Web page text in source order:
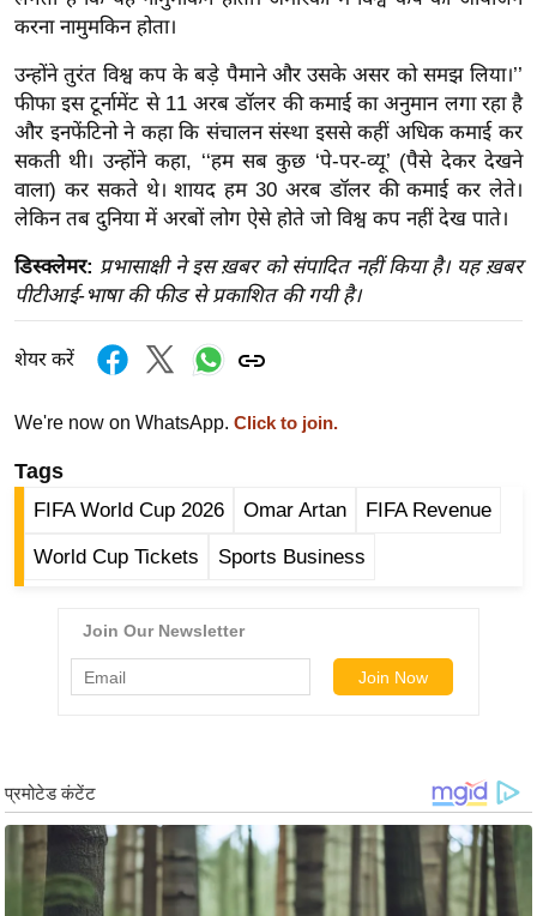
फि
ल्म
स
मी
क्षा
B
r
e
a
k
i
n
N
w
s
ला
लॉ
जी
ब्यू
करना नामुमकिन होता।
उन्होंने तुरंत विश्व कप के बड़े पैमाने और उसके असर को समझ लिया।’’
फीफा इस टूर्नामेंट से 11 अरब डॉलर की कमाई का अनुमान लगा रहा है
और इनफेंटिनो ने कहा कि संचालन संस्था इससे कहीं अधिक कमाई कर
सकती थी। उन्होंने कहा, ‘‘हम सब कुछ ‘पे-पर-व्यू’ (पैसे देकर देखने
वाला) कर सकते थे। शायद हम 30 अरब डॉलर की कमाई कर लेते।
लेकिन तब दुनिया में अरबों लोग ऐसे होते जो विश्व कप नहीं देख पाते।
डिस्क्लेमर: प्रभासाक्षी ने इस ख़बर को संपादित नहीं किया है। यह ख़बर
पीटीआई-भाषा की फीड से प्रकाशित की गयी है।
शेयर करें
We're now on WhatsApp. Click to join.
Tags
FIFA World Cup 2026 Omar Artan FIFA Revenue
World Cup Tickets Sports Business